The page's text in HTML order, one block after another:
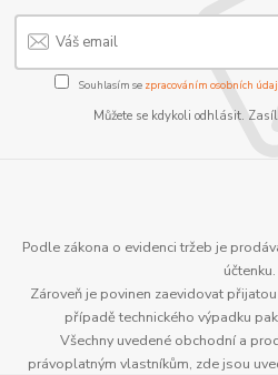
Souhlasím se zpracováním osobních
Můžete se kdykoli odhlásit.
Podle zákona o evidenci tržeb je
účtenku.
Zároveň je povinen zaevidovat
případě technického výpadku
Všechny uvedené obchodní a
právoplatným vlastníkům, zde jsou